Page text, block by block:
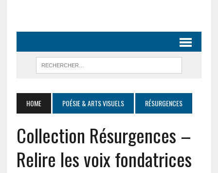
HOME POÉSIE & ARTS VISUELS RÉSURGENCES
Collection Résurgences –
Relire les voix fondatrices